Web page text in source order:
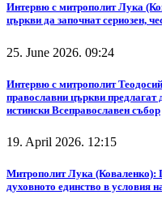
Интервю с митрополит Лука
църкви да започнат сериозен,
25. June 2026. 09:24
Интервю с митрополит
православни църкви предлагат
истински Всеправославен събор
19. April 2026. 12:15
Митрополит Лука (Коваленко):
духовното единство в условия